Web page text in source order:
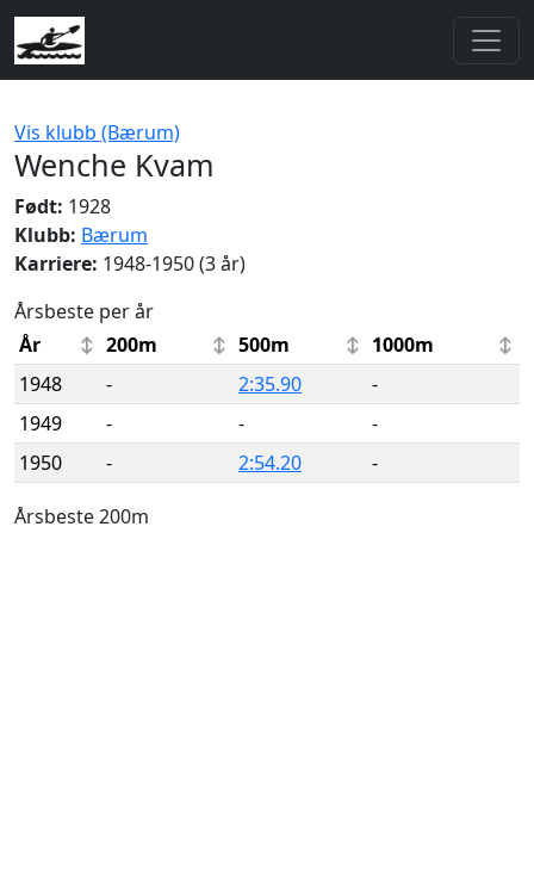
Vis klubb (Bærum)
Wenche Kvam
Født: 1928
Klubb: Bærum
Karriere: 1948-1950 (3 år)
Årsbeste per år
År
200m 500m
1000m
1948
- 2:35.90
-
1949
- -
-
1950
- 2:54.20 -
Årsbeste 200m